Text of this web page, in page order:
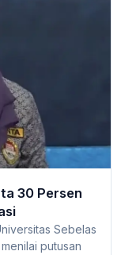
30 Persen
Sebelas
putusan